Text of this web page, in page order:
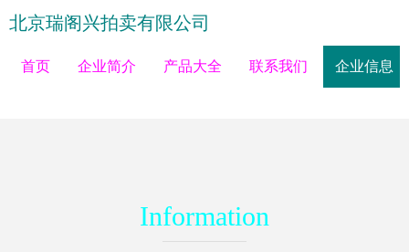
北京瑞阁兴拍卖有限公司
首页 企业简介 产品大全 联系我们 企业信息
Information